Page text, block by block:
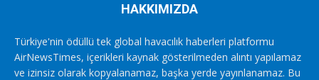
HAKKIMIZDA
Türkiye'nin ödüllü tek global havacılık haberleri platformu
AirNewsTimes, içerikleri kaynak gösterilmeden alıntı yapılamaz
ve izinsiz olarak kopyalanamaz, başka yerde yayınlanamaz. Bu